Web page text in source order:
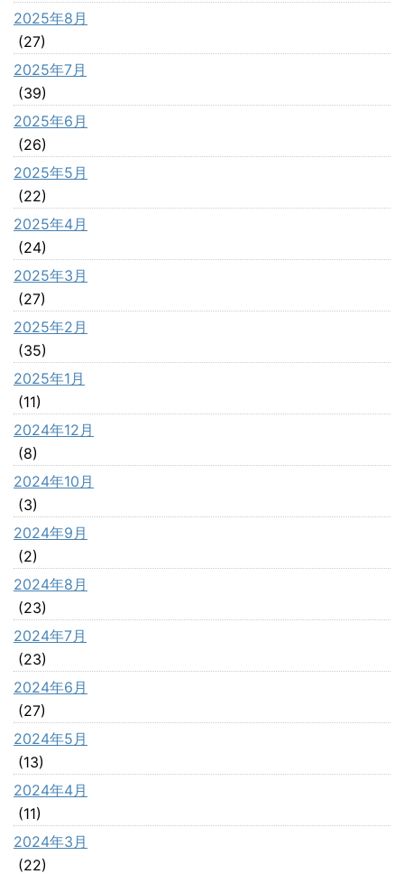
2025年8月
(27)
2025年7月
(39)
2025年6月
(26)
2025年5月
(22)
2025年4月
(24)
2025年3月
(27)
2025年2月
(35)
2025年1月
(11)
2024年12月
(8)
2024年10月
(3)
2024年9月
(2)
2024年8月
(23)
2024年7月
(23)
2024年6月
(27)
2024年5月
(13)
2024年4月
(11)
2024年3月
(22)